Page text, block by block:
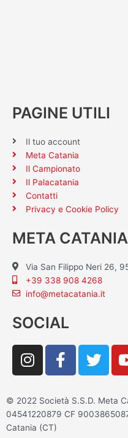
PAGINE UTILI
Il tuo account
Meta Catania
Il Campionato
Il Palacatania
Contatti
Privacy e Cookie Policy
META
Via San Filippo Neri 26,
+39 338 908 4268
info@metacatania.it
SOCIAL
I
n
t
a
g
F
a
e
b
T
w
t
t
© 2022 Società S.S.D. Meta
04541220879 CF
Catania (CT)